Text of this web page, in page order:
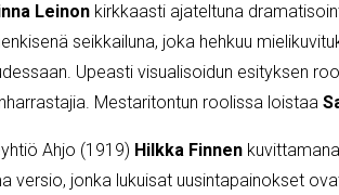
Leinon kirkkaasti ajateltuna
seikkailuna, joka hehkuu
Upeasti visualisoidun esityksen
Mestaritontun roolissa loistaa
Ahjo (1919) Hilkka Finnen
versio, jonka lukuisat uusintapainokset